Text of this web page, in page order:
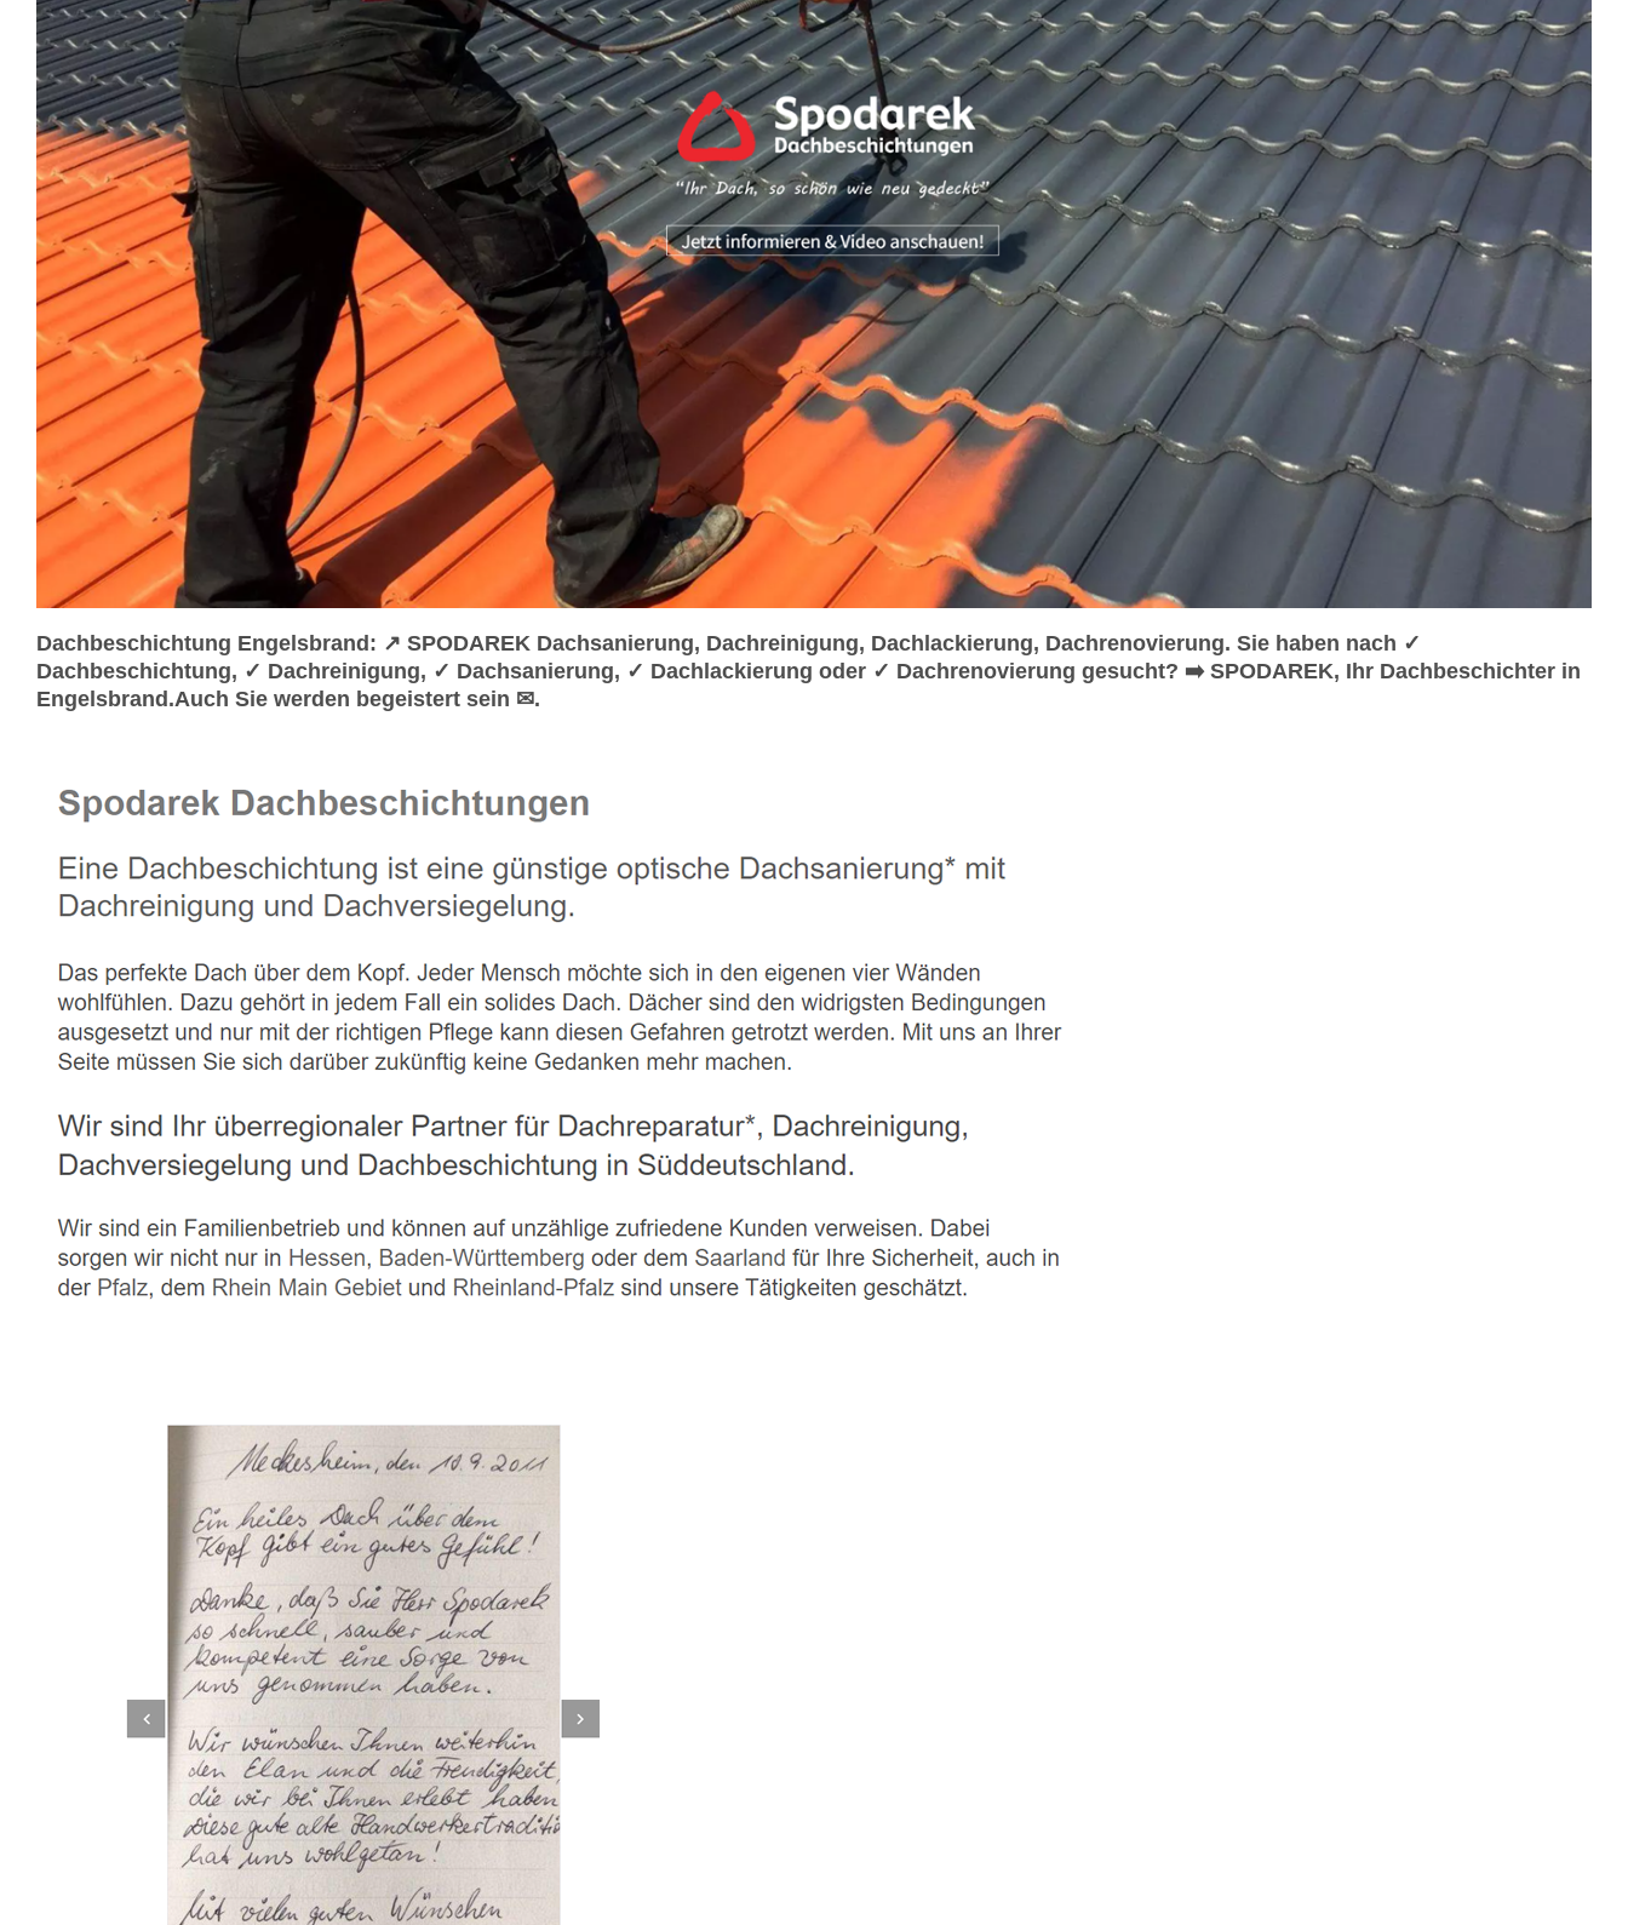
Dachbeschichtung Engelsbrand: ↗️ SPODAREK Dachsanierung, Dachreinigung, Dachlackierung, Dachrenovierung. Sie haben nach ✓
Dachbeschichtung, ✓ Dachreinigung, ✓ Dachsanierung, ✓ Dachlackierung oder ✓ Dachrenovierung gesucht? ➡️ SPODAREK, Ihr Dachbeschichter in
Engelsbrand.Auch Sie werden begeistert sein ✉.